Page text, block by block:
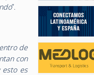
”.
de
con
esto es